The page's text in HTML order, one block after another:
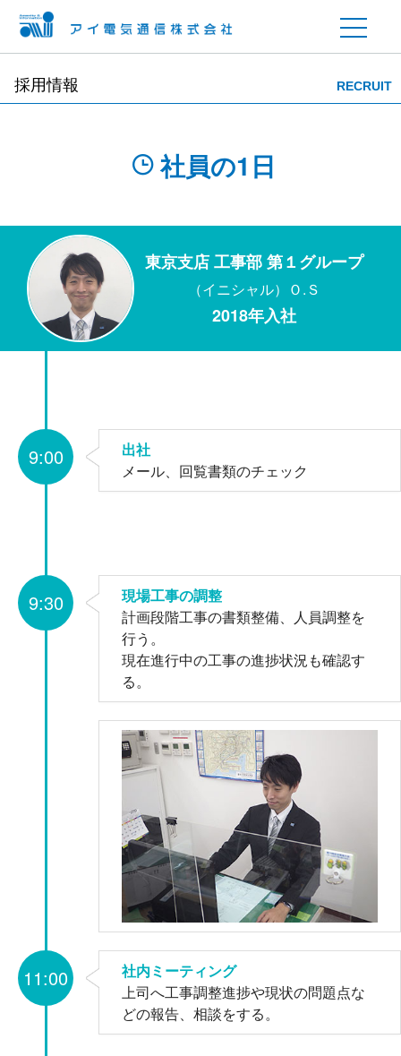
採用情報 RECRUIT
社員の1日
東京支店 工事部 第１グループ
（イニシャル）Ｏ.Ｓ
2018年入社
出社
メール、回覧書類のチェック
9:00
現場工事の調整
計画段階工事の書類整備、人員調整を
行う。
現在進行中の工事の進捗状況も確認す
る。
9:30
社内ミーティング
上司へ工事調整進捗や現状の問題点な
どの報告、相談をする。
11:00